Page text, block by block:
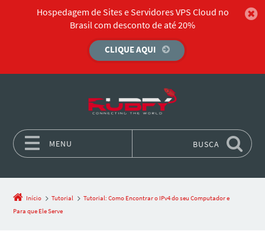
Hospedagem de Sites e Servidores VPS Cloud no
Brasil com desconto de até 20%
CLIQUE AQUI
MENU BUSCA
Início Tutorial
Tutorial: Como Encontrar o IPv4 do seu Computador e
Para que Ele Serve